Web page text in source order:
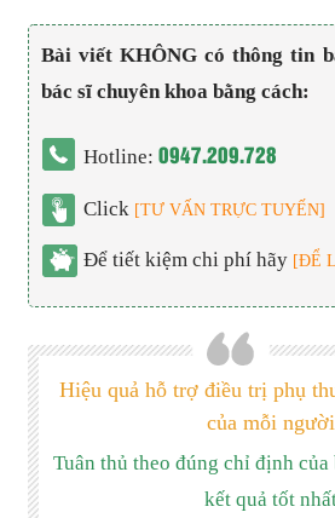
Bài viết KHÔNG có thông tin
bác sĩ chuyên khoa bằng cách:
Hotline:0947.209.728
Click [TƯ VẤN TRỰC TUYẾN]
Để tiết kiệm chi phí hãy [ĐỂ
Hiệu quả hỗ trợ điều trị phụ
của mỗi người
Tuân thủ theo đúng chỉ định của
kết quả tốt